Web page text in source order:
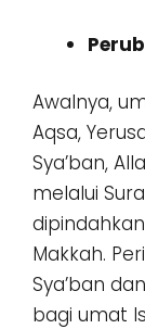
Awalnya,
Aqsa,
Sya’ban,
melalui
Makkah.
Sya’ban
bagi umat